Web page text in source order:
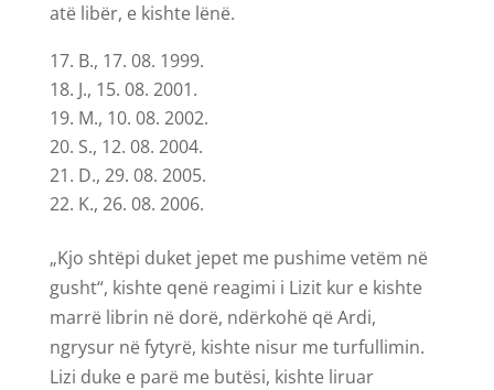
atë libër, e kishte lënë.
B., 17. 08. 1999.
J., 15. 08. 2001.
M., 10. 08. 2002.
S., 12. 08. 2004.
D., 29. 08. 2005.
K., 26. 08. 2006.
„Kjo shtëpi duket jepet me pushime vetëm në
gusht“, kishte qenë reagimi i Lizit kur e kishte
marrë librin në dorë, ndërkohë që Ardi,
ngrysur në fytyrë, kishte nisur me turfullimin.
Lizi duke e parë me butësi, kishte liruar